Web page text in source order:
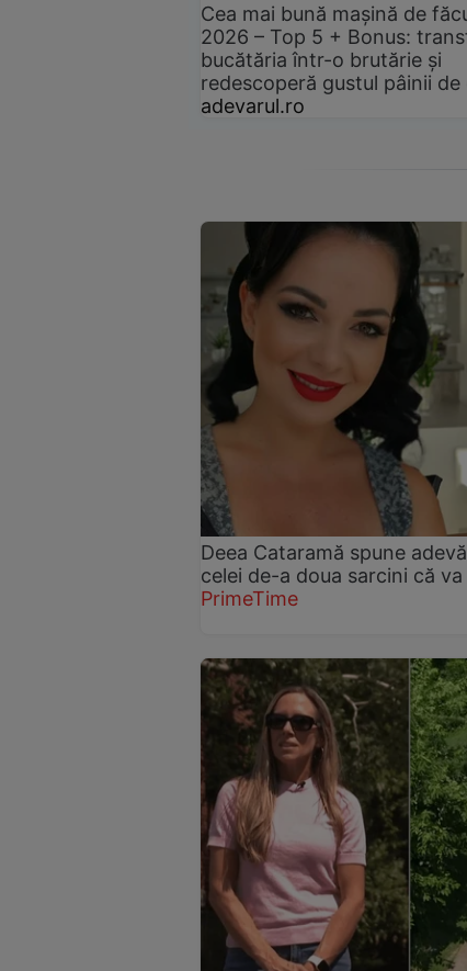
Cea mai bună mașină de
2026 – Top 5 + Bonus:
bucătăria într-o brutărie și
redescoperă gustul pâinii de
adevarul.ro
Deea Cataramă spune
celei de-a doua sarcini că
PrimeTime